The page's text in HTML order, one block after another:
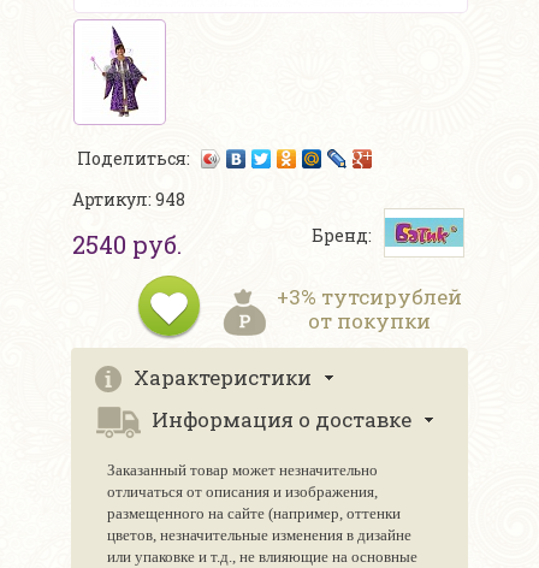
Поделиться:
Артикул: 948
2540 руб. Бренд:
+3% тутсирублей
от покупки
Характеристики
Информация о доставке
Заказанный товар может незначительно
отличаться от описания и изображения,
размещенного на сайте (например, оттенки
цветов, незначительные изменения в дизайне
или упаковке и т.д., не влияющие на основные